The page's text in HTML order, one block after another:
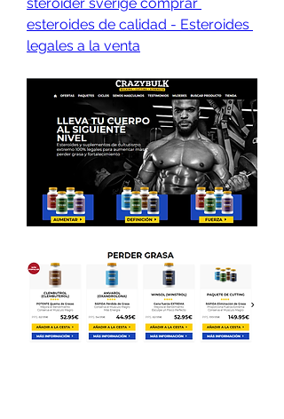
esteroides de calidad - Esteroides
legales a la venta